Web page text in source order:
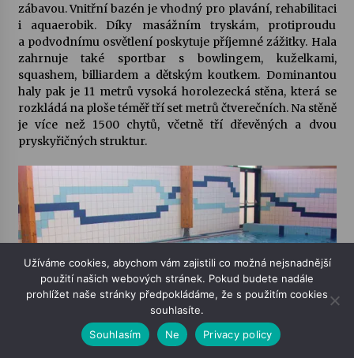
zábavou. Vnitřní bazén je vhodný pro plavání, rehabilitaci
i aquaerobik. Díky masážním tryskám, protiproudu
a podvodnímu osvětlení poskytuje příjemné zážitky. Hala
zahrnuje také sportbar s bowlingem, kuželkami,
squashem, billiardem a dětským koutkem. Dominantou
haly pak je 11 metrů vysoká horolezecká stěna, která se
rozkládá na ploše téměř tří set metrů čtverečních. Na stěně
je více než 1500 chytů, včetně tří dřevěných a dvou
pryskyřičných struktur.
Užíváme cookies, abychom vám zajistili co možná nejsnadnější
použití našich webových stránek. Pokud budete nadále
prohlížet naše stránky předpokládáme, že s použitím cookies
souhlasíte.
Souhlasím
Ne Privacy policy